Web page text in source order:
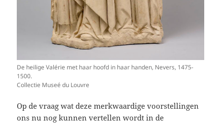
De heilige Valérie met haar hoofd in haar handen, Nevers, 1475-
1500.
Collectie Museé du Louvre
Op de vraag wat deze merkwaardige voorstellingen
ons nu nog kunnen vertellen wordt in de